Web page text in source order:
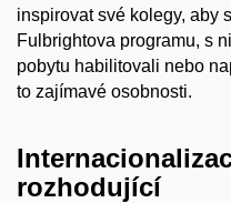
inspirovat své kolegy, aby
Fulbrightova programu, s
pobytu habilitovali nebo
to zajímavé osobnosti.
rozhodující